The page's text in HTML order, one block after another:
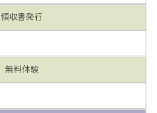
領収書発行
無料体験